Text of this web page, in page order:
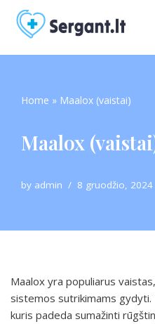
Skip
to
Home » Maalox (vaistai)
Maalox
by admin 8 gruodžio, 2024
Maalox yra populiarus
sistemos sutrikimams gydyti.
kuris padeda sumažinti